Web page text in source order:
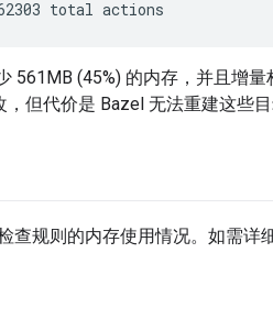
561MB (45%) 的内存，并且增
但代价是 Bazel 无法重建这些目
查规则的内存使用情况。如需详